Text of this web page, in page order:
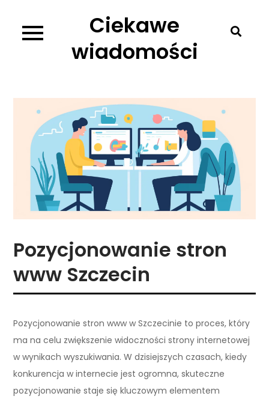
content
Ciekawe
wiadomości
Pozycjonowanie stron
www Szczecin
Pozycjonowanie stron www w Szczecinie to proces, który
ma na celu zwiększenie widoczności strony internetowej
w wynikach wyszukiwania. W dzisiejszych czasach, kiedy
konkurencja w internecie jest ogromna, skuteczne
pozycjonowanie staje się kluczowym elementem